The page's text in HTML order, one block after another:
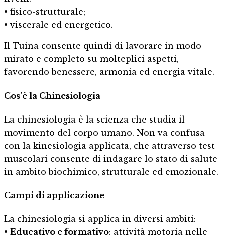
• fisico-strutturale;
• viscerale ed energetico.
Il Tuina consente quindi di lavorare in modo
mirato e completo su molteplici aspetti,
favorendo benessere, armonia ed energia vitale.
Cos’è la Chinesiologia
La chinesiologia è la scienza che studia il
movimento del corpo umano. Non va confusa
con la kinesiologia applicata, che attraverso test
muscolari consente di indagare lo stato di salute
in ambito biochimico, strutturale ed emozionale.
Campi di applicazione
La chinesiologia si applica in diversi ambiti:
• Educativo e formativo: attività motoria nelle